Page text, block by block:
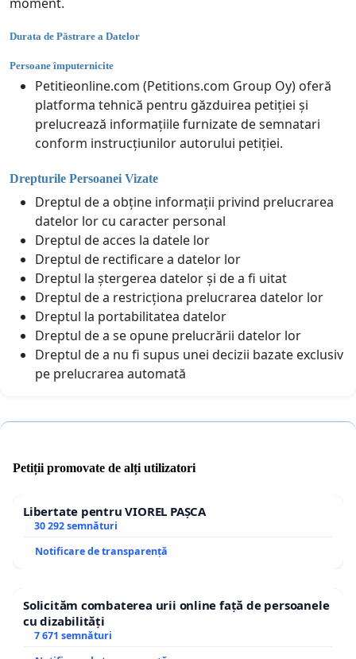
Durata de Păstrare a Datelor
Persoane împuternicite
Petitieonline.com (Petitions.com Group Oy) oferă
platforma tehnică pentru găzduirea petiției și
prelucrează informațiile furnizate de semnatari
conform instrucțiunilor autorului petiției.
Drepturile Persoanei Vizate
Dreptul de a obține informații privind prelucrarea
datelor lor cu caracter personal
Dreptul de acces la datele lor
Dreptul de rectificare a datelor lor
Dreptul la ștergerea datelor și de a fi uitat
Dreptul de a restricționa prelucrarea datelor lor
Dreptul la portabilitatea datelor
Dreptul de a se opune prelucrării datelor lor
Dreptul de a nu fi supus unei decizii bazate exclusiv
pe prelucrarea automată
Petiții promovate de alți utilizatori
Libertate pentru VIOREL PAȘCA
30 292 semnături
Notificare de transparență
Solicităm combaterea urii online față de persoanele
cu dizabilități
7 671 semnături